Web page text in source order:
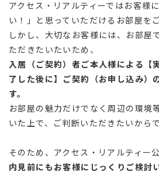
アクセス・リアルティーではお客様
い！」と思っていただけるお部屋を
しかし、大切なお客様には、お部屋
ただきたいたいため、
入居（ご契約）者ご本人様による【
了した後に】ご契約（お申し込み）
す。
お部屋の魅力だけでなく周辺の環境
いた上で、ご判断いただきたいからで
そのため、アクセス・リアルティー
内見前にもお客様にじっくりご検討